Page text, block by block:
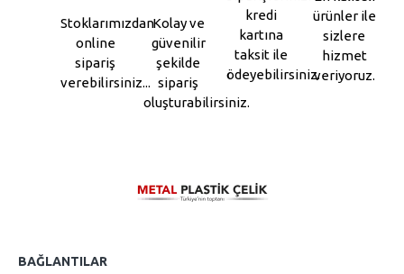
Stoklarımızdan
online
sipariş
verebilirsiniz...
Kolay ve
güvenilir
şekilde
sipariş
oluşturabilirsiniz.
kredi
kartına
taksit ile
ödeyebilirsiniz.
ürünler ile
sizlere
hizmet
veriyoruz.
BAĞLANTILAR